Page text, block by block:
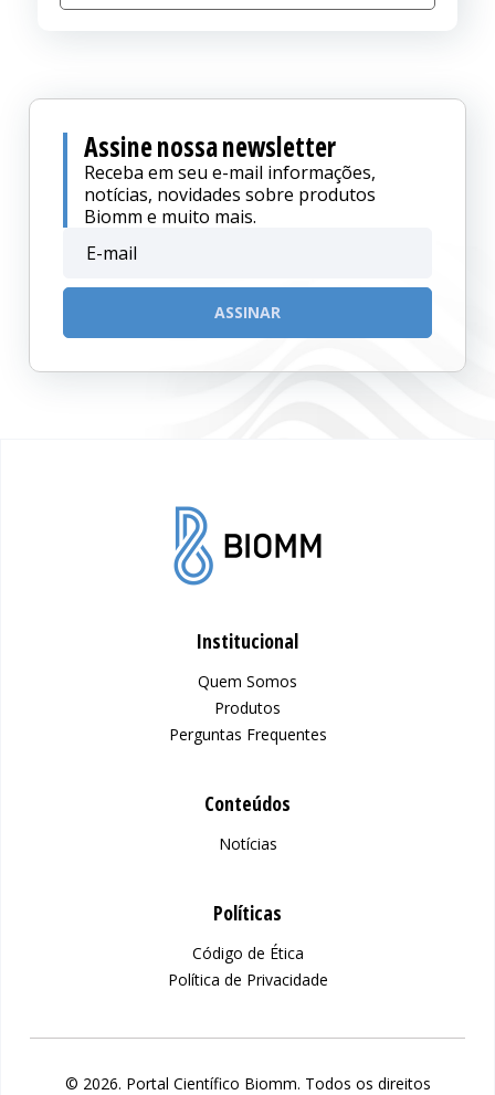
Assine nossa newsletter
Receba em seu e-mail informações,
notícias, novidades sobre produtos
Biomm e muito mais.
Institucional
Quem Somos
Produtos
Perguntas Frequentes
Conteúdos
Notícias
Políticas
Código de Ética
Política de Privacidade
© 2026. Portal Científico Biomm. Todos os direitos